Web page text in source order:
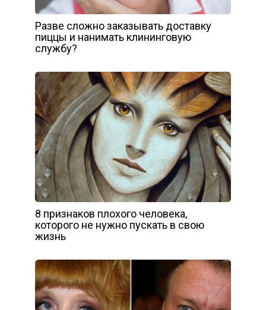
Разве сложно заказывать доставку
пиццы и нанимать клининговую
службу?
8 признаков плохого человека,
которого не нужно пускать в свою
жизнь